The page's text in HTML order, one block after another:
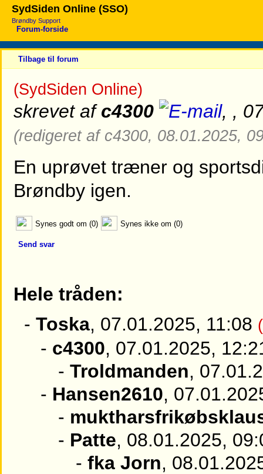
SydSiden Online (SSO)
Brøndby Support
Forum-forside
Tilbage til forum
(SydSiden Online)
skrevet afc4300 , ,
(redigeret af c4300, 08.01.2025,
En uprøvet træner og
Brøndby igen.
Synes godt om (0) Synes ikke om (0)
Send svar
Hele tråden:
- Toska, 07.01.2025, 11:08
- c4300, 07.01.2025,
- Troldmanden,
- Hansen2610,
-
- Patte, 08.01.2025,
- fka Jorn,